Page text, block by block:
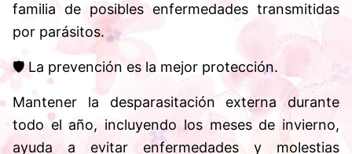
familia de posibles enfermedades transmitidas
por parásitos.
🛡️ La prevención es la mejor protección.
Mantener la desparasitación externa durante
todo el año, incluyendo los meses de invierno,
ayuda a evitar enfermedades y molestias